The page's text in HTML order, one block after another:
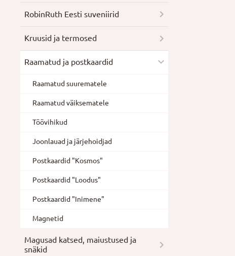
RobinRuth Eesti suveniirid
Kruusid ja termosed
Raamatud ja postkaardid
Raamatud suurematele
Raamatud väiksematele
Töövihikud
Joonlauad ja järjehoidjad
Postkaardid "Kosmos"
Postkaardid "Loodus"
Postkaardid "Inimene"
Magnetid
Magusad katsed, maiustused ja
snäkid